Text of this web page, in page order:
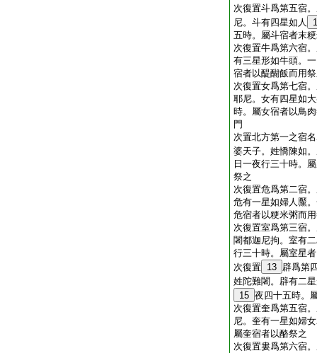
次復置斗爲第五宿
尼。斗有四星如人
五時。屬斗宿者末
次復置牛爲第六宿
有三星形如牛頭。
宿者以醍醐飯而用
次復置女爲第七宿
耶尼。女有四星如
時。屬女宿者以鳥
門
次置北方第一之宿
婆天子。姓憍陳如
日一夜行三十時。
祭之
次復置危爲第二宿
危有一星如婦人黶
危宿者以粳米粥而
次復置室爲第三宿
闍都迦尼拘。室有
行三十時。屬室星
次復置 13 辟爲第
姓陀難闍。辟有二
15 夜四十五時。
次復置奎爲第五宿
尼。奎有一星如婦
屬奎宿者以酪祭之
次復置婁爲第六宿